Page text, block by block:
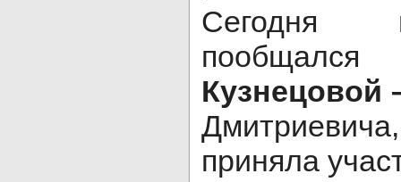
Сегодня
Кузнецовой
приняла